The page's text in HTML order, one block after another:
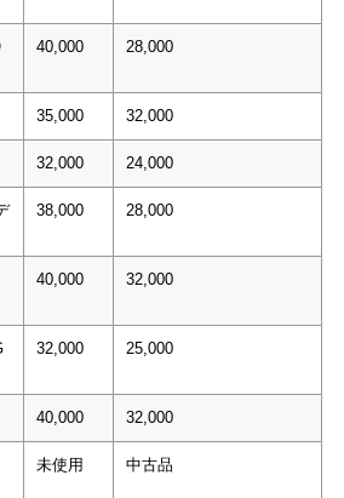
40,000 28,000
35,000 32,000
32,000 24,000
38,000 28,000
40,000 32,000
32,000 25,000
40,000 32,000
未使用 中古品